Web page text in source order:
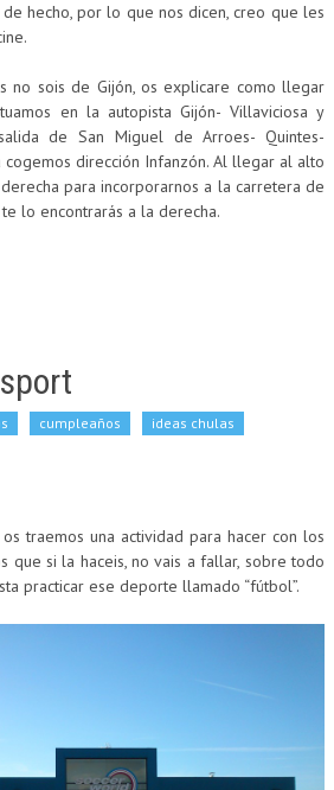
hecho, por lo que nos dicen, creo que les
no sois de Gijón, os explicare como llegar
en la autopista Gijón- Villaviciosa y
de San Miguel de Arroes- Quintes-
dirección Infanzón. Al llegar al alto
para incorporarnos a la carretera de
lo encontrarás a la derecha.
cumpleaños
ideas chulas
traemos una actividad para hacer con los
que si la haceis, no vais a fallar, sobre todo
practicar ese deporte llamado “fútbol”.